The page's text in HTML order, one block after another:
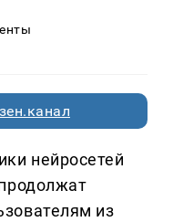
нейросетей
из